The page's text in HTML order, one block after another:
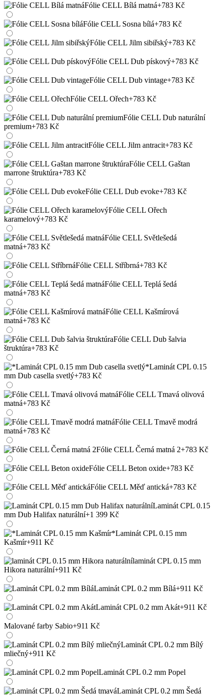
Fólie CELL Bílá matná+783 Kč
Fólie CELL Sosna bílá+783 Kč
Fólie CELL Jilm sibiřský+783 Kč
Fólie CELL Dub pískový+783 Kč
Fólie CELL Dub vintage+783 Kč
Fólie CELL Ořech+783 Kč
Fólie CELL Dub naturální
premium+783 Kč
Fólie CELL Jilm antracit+783 Kč
Fólie CELL Gaštan
marrone štruktúra+783 Kč
Fólie CELL Dub evoke+783 Kč
Fólie CELL Ořech
karamelový+783 Kč
Fólie CELL Světlešedá
matná+783 Kč
Fólie CELL Stříbrná+783 Kč
Fólie CELL Teplá šedá
matná+783 Kč
Fólie CELL Kašmírová
matná+783 Kč
Fólie CELL Dub šalvia
štruktúra+783 Kč
*Laminát CPL 0.15
mm Dub casella svetlý+783 Kč
Fólie CELL Tmavá olivová
matná+783 Kč
Fólie CELL Tmavě modrá
matná+783 Kč
Fólie CELL Černá matná 2+783 Kč
Fólie CELL Beton oxide+783 Kč
Fólie CELL Měď antická+783 Kč
Laminát CPL 0.15
mm Dub Halifax naturální+1 399 Kč
*Laminát CPL 0.15 mm
Kašmír+911 Kč
laminát CPL 0.15 mm
Hikora naturální+911 Kč
Laminát CPL 0.2 mm Bílá+911 Kč
Laminát CPL 0.2 mm Akát+911 Kč
Malované farby Sabio+911 Kč
Laminát CPL 0.2 mm Bílý
mliečný+911 Kč
Laminát CPL 0.2 mm Popel
Laminát CPL 0.2 mm Šedá